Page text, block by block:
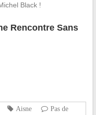
Black !
Rencontre Sans
Aisne
Pas de